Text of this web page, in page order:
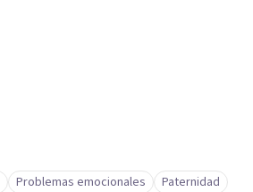
Problemas emocionales
Paternidad